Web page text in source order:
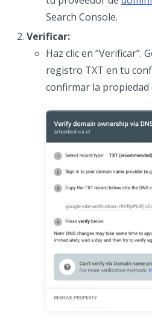
Search Console.
Verificar:
Haz clic en “Verificar”.
registro TXT en tu
confirmar la propiedad